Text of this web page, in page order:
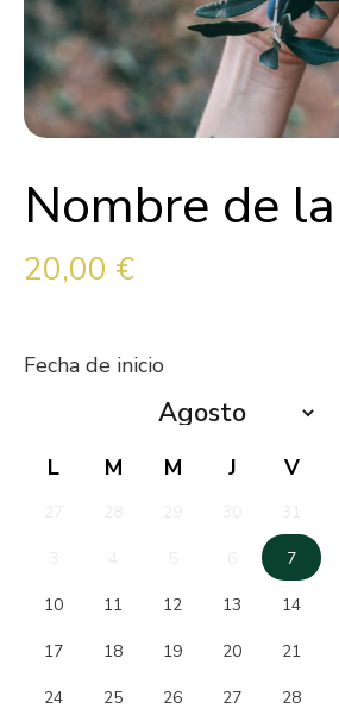
Nombre de
20,00 €
Fecha de inicio
7
10 11 12 13 14
17 18 19 20 21
24 25 26 27 28